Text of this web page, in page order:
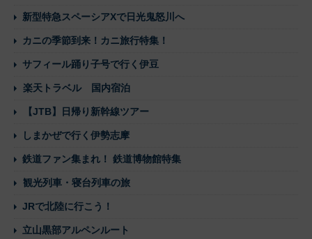
新型特急スペーシアXで日光鬼怒川へ
カニの季節到来！カニ旅行特集！
サフィール踊り子号で行く伊豆
楽天トラベル 国内宿泊
【JTB】日帰り新幹線ツアー
しまかぜで行く伊勢志摩
鉄道ファン集まれ！ 鉄道博物館特集
観光列車・寝台列車の旅
JRで北陸に行こう！
立山黒部アルペンルート